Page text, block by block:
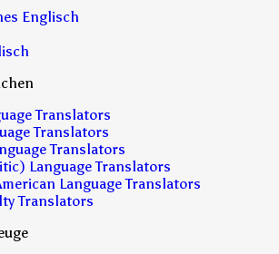
Englisch
Translators
Translators
Translators
Language Translators
Language Translators
Translators